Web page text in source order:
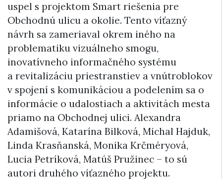
uspel s projektom Smart riešenia pre
Obchodnú ulicu a okolie. Tento víťazný
návrh sa zameriaval okrem iného na
problematiku vizuálneho smogu,
inovatívneho informačného systému
a revitalizáciu priestranstiev a vnútroblokov
v spojení s komunikáciou a podelením sa o
informácie o udalostiach a aktivitách mesta
priamo na Obchodnej ulici. Alexandra
Adamišová, Katarína Bilková, Michal Hajduk,
Linda Krasňanská, Monika Krčméryová,
Lucia Petríková, Matúš Pružinec – to sú
autori druhého víťazného projektu.